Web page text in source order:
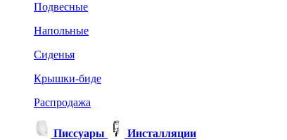
Подвесные
Напольные
Сиденья
Крышки-биде
Распродажа
Писсуары
Инсталляции